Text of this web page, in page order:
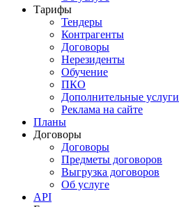
Тарифы
Тендеры
Контрагенты
Договоры
Нерезиденты
Обучение
ПКО
Дополнительные услуги
Реклама на сайте
Планы
Договоры
Договоры
Предметы договоров
Выгрузка договоров
Об услуге
API